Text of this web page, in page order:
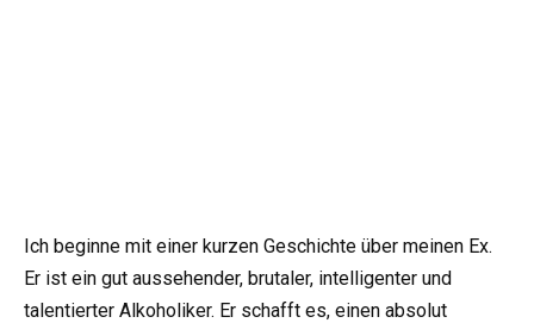
Ich beginne mit einer kurzen Geschichte über meinen Ex.
Er ist ein gut aussehender, brutaler, intelligenter und
talentierter Alkoholiker. Er schafft es, einen absolut